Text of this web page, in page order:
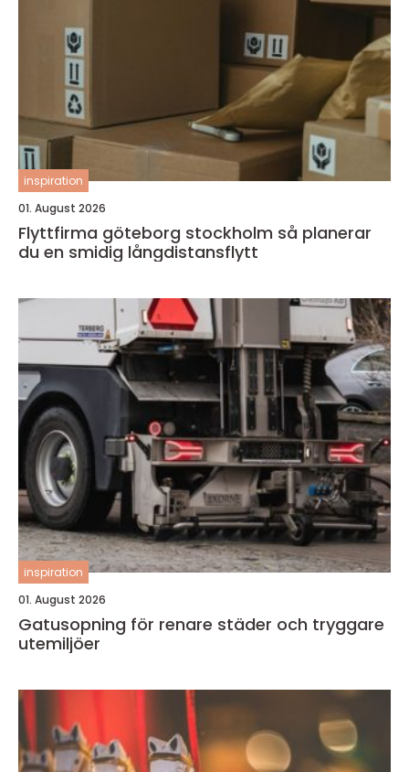
inspiration
01. August 2026
Flyttfirma göteborg stockholm så planerar
du en smidig långdistansflytt
inspiration
01. August 2026
Gatusopning för renare städer och tryggare
utemiljöer